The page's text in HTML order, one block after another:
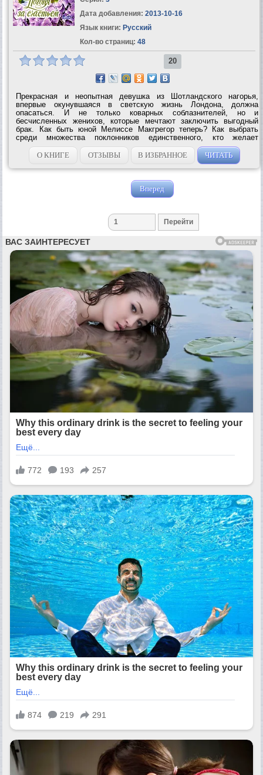
Дата добавления: 2013-10-16
Язык книги: Русский
Кол-во страниц: 48
20
Прекрасная и неопытная девушка из Шотландского нагорья,
впервые окунувшаяся в светскую жизнь Лондона, должна
опасаться. И не только коварных соблазнителей, но и
бесчисленных женихов, которые мечтают заключить выгодный
брак. Как быть юной Мелиссе Макгрегор теперь? Как выбрать
среди множества поклонников единственного, кто желает
завладеть не ее землями, но — ее сердцем? Единственного, кто и
вправду готов отдать жизнь, дабы...
О КНИГЕ ОТЗЫВЫ В ИЗБРАННОЕ ЧИТАТЬ
Вперед